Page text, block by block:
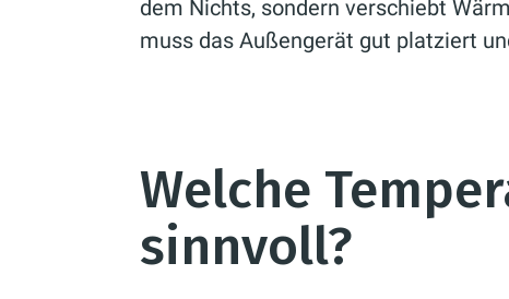
dem Nichts, sondern verschiebt
muss das Außengerät gut platziert
Welche
sinnvoll?